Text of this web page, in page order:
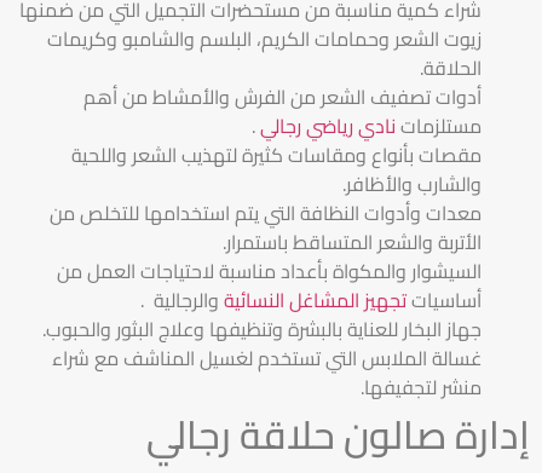
شراء كمية مناسبة من مستحضرات التجميل التي من ضمنها
زيوت الشعر وحمامات الكريم، البلسم والشامبو وكريمات
الحلاقة.
أدوات تصفيف الشعر من الفرش والأمشاط من أهم
مستلزماتنادي رياضي رجالي.
مقصات بأنواع ومقاسات كثيرة لتهذيب الشعر واللحية
والشارب والأظافر.
معدات وأدوات النظافة التي يتم استخدامها للتخلص من
الأتربة والشعر المتساقط باستمرار.
السيشوار والمكواة بأعداد مناسبة لاحتياجات العمل من
أساسياتتجهيز المشاغل النسائيةوالرجالية .
جهاز البخار للعناية بالبشرة وتنظيفها وعلاج البثور والحبوب.
غسالة الملابس التي تستخدم لغسيل المناشف مع شراء
منشر لتجفيفها.
إدارة صالون حلاقة رجالي